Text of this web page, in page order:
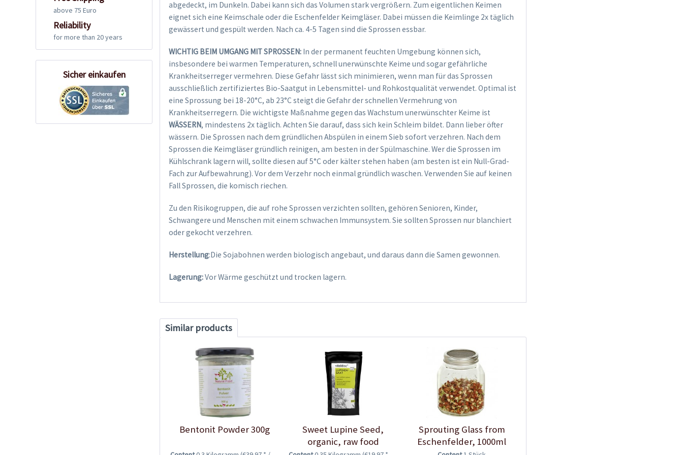
above 75 Euro
Reliability
for more than 20 years
Sicher einkaufen
abgedeckt, im Dunkeln. Dabei kann sich das Volumen stark vergrößern. Zum eigentlichen Keimen
eignet sich eine Keimschale oder die Eschenfelder Keimgläser. Dabei müssen die Keimlinge 2x täglich
gewässert und gespült werden. Nach ca. 4-5 Tagen sind die Sprossen essbar.
WICHTIG BEIM UMGANG MIT SPROSSEN: In der permanent feuchten Umgebung können sich,
insbesondere bei warmen Temperaturen, schnell unerwünschte Keime und sogar gefährliche
Krankheitserreger vermehren. Diese Gefahr lässt sich minimieren, wenn man für das Sprossen
ausschließlich zertifiziertes Bio-Saatgut in Lebensmittel- und Rohkostqualität verwendet. Optimal ist
eine Sprossung bei 18-20°C, ab 23°C steigt die Gefahr der schnellen Vermehrung von
Krankheitserregern. Die wichtigste Maßnahme gegen das Wachstum unerwünschter Keime ist
WÄSSERN, mindestens 2x täglich. Achten Sie darauf, dass sich kein Schleim bildet. Dann lieber öfter
wässern. Die Sprossen nach dem gründlichen Abspülen in einem Sieb sofort verzehren. Nach dem
Sprossen die Keimgläser gründlich reinigen, am besten in der Spülmaschine. Wer die Sprossen im
Kühlschrank lagern will, sollte diesen auf 5°C oder kälter stehen haben (am besten ist ein Null-Grad-
Fach zur Aufbewahrung). Vor dem Verzehr noch einmal gründlich waschen. Verwenden Sie auf keinen
Fall Sprossen, die komisch riechen.
Zu den Risikogruppen, die auf rohe Sprossen verzichten sollten, gehören Senioren, Kinder,
Schwangere und Menschen mit einem schwachen Immunsystem. Sie sollten Sprossen nur blanchiert
oder gekocht verzehren.
Herstellung:Die Sojabohnen werden biologisch angebaut, und daraus dann die Samen gewonnen.
Lagerung:Vor Wärme geschützt und trocken lagern.
Similar products
Bentonit Powder 300g
Sweet Lupine Seed,
organic, raw food
Sprouting Glass from
Eschenfelder, 1000ml